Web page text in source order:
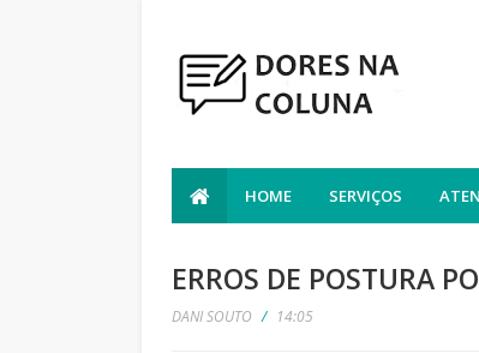
HOME SERVIÇOS
ERROS DE POSTURA
DANI SOUTO / 14:05